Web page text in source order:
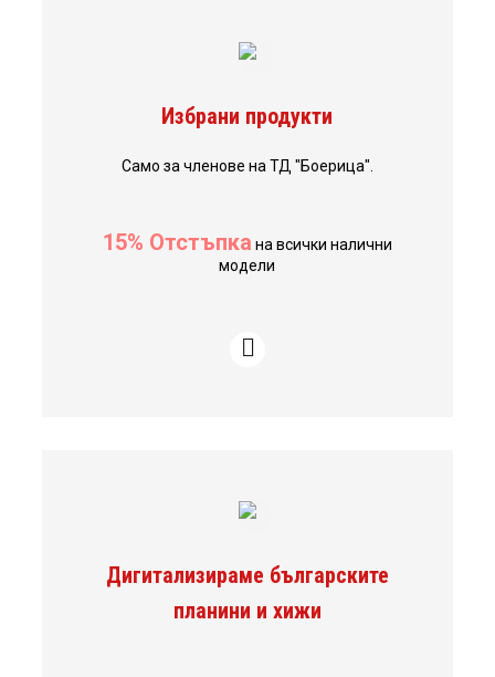
Избрани продукти
Само за членове на ТД "Боерица".
15% Отстъпка на всички налични
модели
Дигитализираме българските
планини и хижи